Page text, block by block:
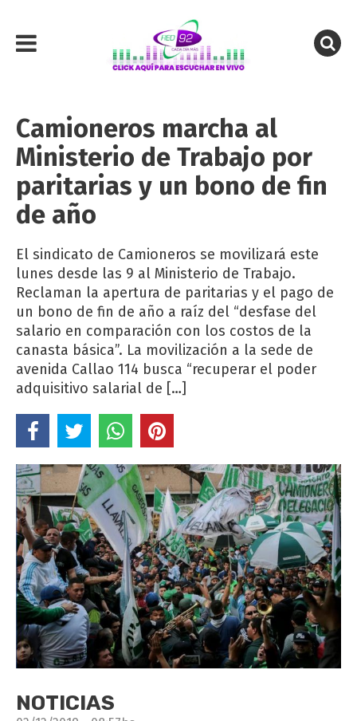
Camioneros marcha al
Ministerio de Trabajo por
paritarias y un bono de fin
de año
El sindicato de Camioneros se movilizará este
lunes desde las 9 al Ministerio de Trabajo.
Reclaman la apertura de paritarias y el pago de
un bono de fin de año a raíz del “desfase del
salario en comparación con los costos de la
canasta básica”. La movilización a la sede de
avenida Callao 114 busca “recuperar el poder
adquisitivo salarial de […]
NOTICIAS